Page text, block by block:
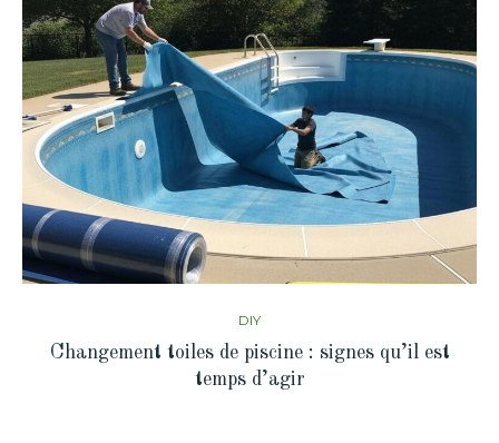
DIY
Changement toiles de piscine : signes qu’il est
temps d’agir